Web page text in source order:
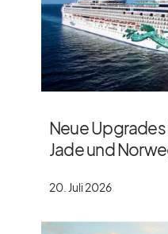
Neue
Jade und
20. Juli 2026